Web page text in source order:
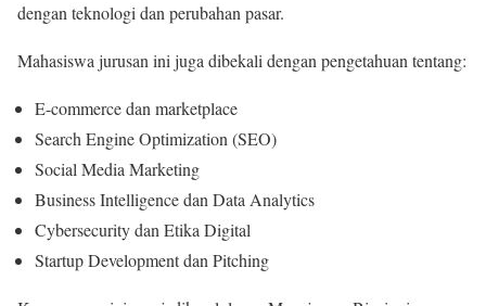
dengan teknologi dan perubahan pasar.
Mahasiswa jurusan ini juga dibekali dengan pengetahuan tentang:
E-commerce dan marketplace
Search Engine Optimization (SEO)
Social Media Marketing
Business Intelligence dan Data Analytics
Cybersecurity dan Etika Digital
Startup Development dan Pitching